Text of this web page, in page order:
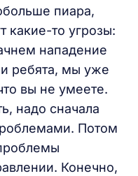
пиара,
какие-то угрозы:
нападение
ребята, мы уже
вы не умеете.
надо сначала
Потом
Конечно,